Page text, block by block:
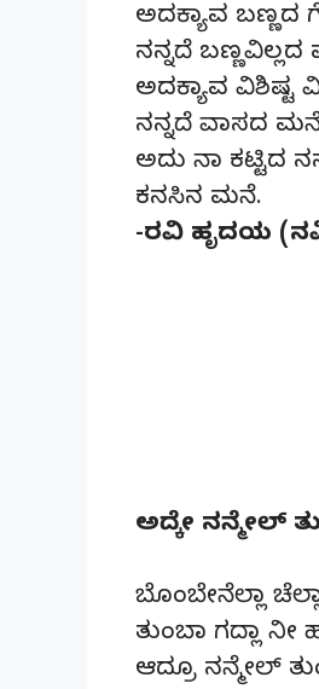
ಅದಕ್ಯಾವ ಬಣ್ಣದ
ನನ್ನದೆ
ಅದಕ್ಯಾವ ವಿಶಿಷ್ಟ
ನನ್ನದೆ ವಾಸದ
ಅದು ನಾ ಕಟ್ಟಿದ
ಕನಸಿನ ಮನೆ.
-ರವಿ ಹೃದಯ
ಅದ್ಕೇ ನನ್ಮೇಲ್
ಬೊಂಬೇನೆಲ್ಲಾ
ತುಂಬಾ ಗದ್ಲಾ ನೀ
ಆದ್ರೂ ನನ್ಮೇಲ್